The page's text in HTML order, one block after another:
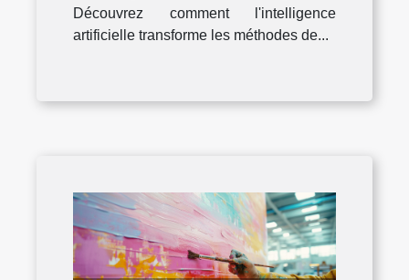
Découvrez comment l'intelligence
artificielle transforme les méthodes de...